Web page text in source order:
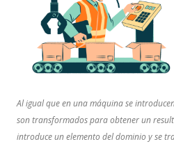
Al igual que en una máquina se
son transformados para obtener un
introduce un elemento del dominio y se